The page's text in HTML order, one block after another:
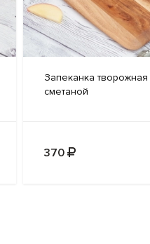
Запеканка творожная
сметаной
370